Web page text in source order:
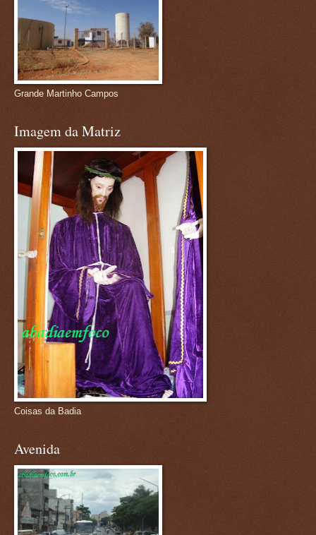
Grande Martinho Campos
Imagem da Matriz
Coisas da Badia
Avenida